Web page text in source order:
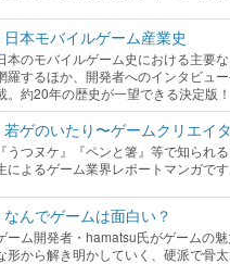
日本モバイルゲーム産業史
本のモバイルゲーム史における主要
羅するほか、開発者へのインタビュ
。約20年の歴史が一望できる決定版！
若ゲのいたり〜ゲームクリエイ
『うつヌケ』『ペンと箸』等で知られ
によるゲーム業界レポートマンガです
なんでゲームは面白い？
ーム開発者・hamatsu氏がゲームの
形から解き明かしていく、硬派で骨太